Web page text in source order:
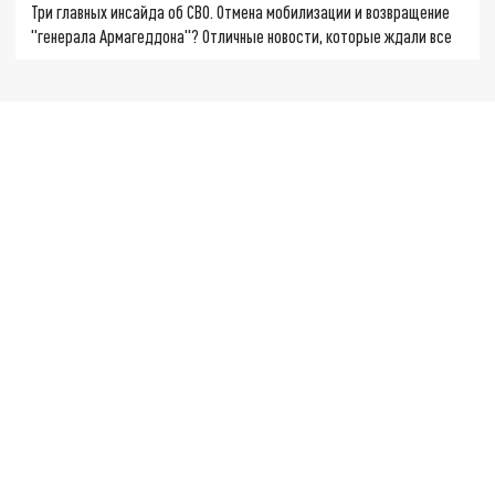
Три главных инсайда об СВО. Отмена мобилизации и возвращение
"генерала Армагеддона"? Отличные новости, которые ждали все